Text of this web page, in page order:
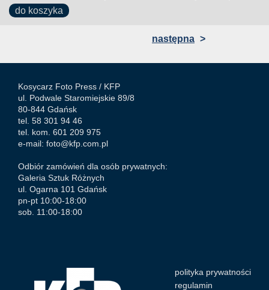
do koszyka
następna >
Kosycarz Foto Press / KFP
ul. Podwale Staromiejskie 89/8
80-844 Gdańsk
tel. 58 301 94 46
tel. kom. 601 209 975
e-mail: foto@kfp.com.pl
Odbiór zamówień dla osób prywatnych:
Galeria Sztuk Różnych
ul. Ogarna 101 Gdańsk
pn-pt 10:00-18:00
sob. 11:00-18:00
polityka prywatności
regulamin